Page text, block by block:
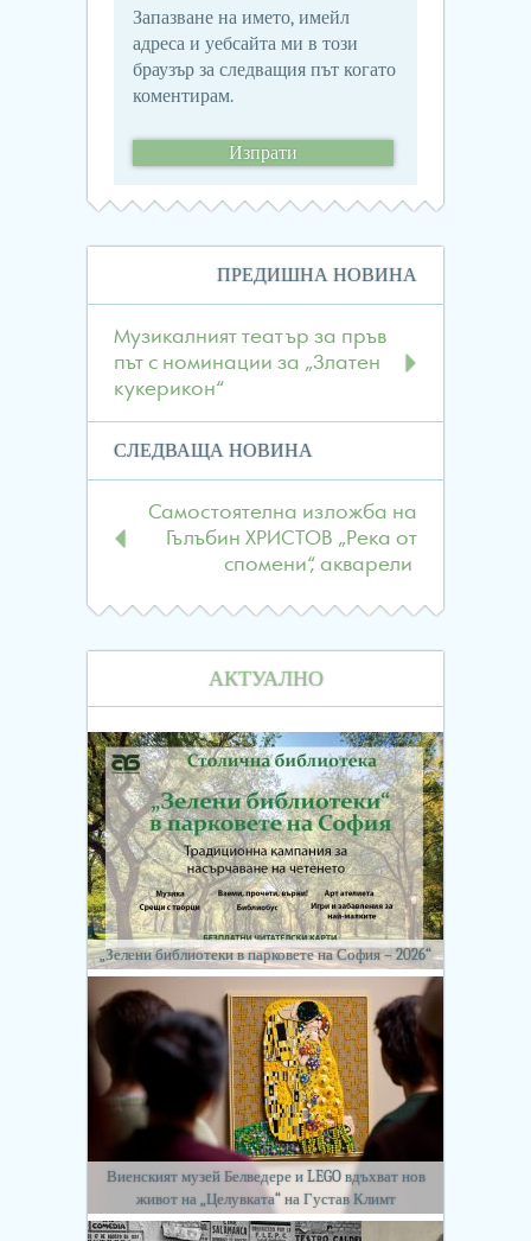
Запазване на името, имейл
адреса и уебсайта ми в този
браузър за следващия път когато
коментирам.
Навигация
в
публикациите
ПРЕДИШНА НОВИНА
Музикалният театър за пръв
път с номинации за „Златен
кукерикон“
СЛЕДВАЩА НОВИНА
Самостоятелна изложба на
Гълъбин ХРИСТОВ „Река от
спомени“, акварели
АКТУАЛНО
„Зелени библиотеки в парковете на София – 2026“
Виенският музей Белведере и LEGO вдъхват нов
живот на „Целувката“ на Густав Климт